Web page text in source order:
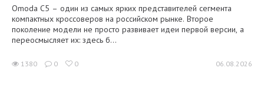
Omoda C5 – один из самых ярких представителей сегмента
компактных кроссоверов на российском рынке. Второе
поколение модели не просто развивает идеи первой версии, а
переосмысляет их: здесь б...
1380 0 0 06.08.2026